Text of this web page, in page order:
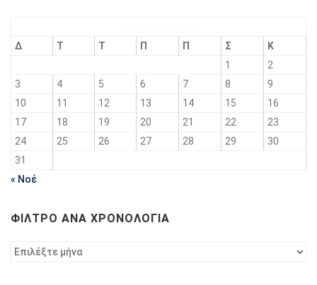
Δ
Τ Τ Π Π Σ
Κ
1
2
3
4 5 6 7 8
9
10
11 12 13 14 15
16
17
18 19 20 21 22
23
24
25 26 27 28 29
30
31
« Νοέ
ΦΊΛΤΡΟ ΑΝΆ ΧΡΟΝΟΛΟΓΊΑ
Φίλτρο